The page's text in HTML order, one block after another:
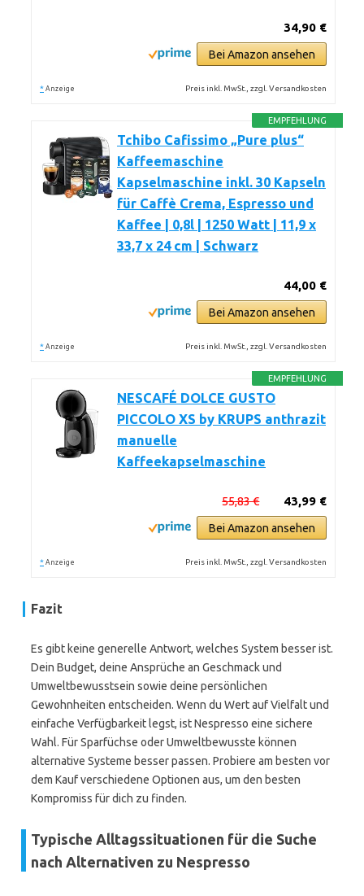
34,90 €
Bei Amazon ansehen
* Anzeige Preis inkl. MwSt., zzgl. Versandkosten
EMPFEHLUNG
Tchibo Cafissimo „Pure plus“
Kaffeemaschine
Kapselmaschine inkl. 30 Kapseln
für Caffè Crema, Espresso und
Kaffee | 0,8l | 1250 Watt | 11,9 x
33,7 x 24 cm | Schwarz
44,00 €
Bei Amazon ansehen
* Anzeige Preis inkl. MwSt., zzgl. Versandkosten
EMPFEHLUNG
NESCAFÉ DOLCE GUSTO
PICCOLO XS by KRUPS anthrazit
manuelle
Kaffeekapselmaschine
43,99 €
55,83 €
Bei Amazon ansehen
* Anzeige Preis inkl. MwSt., zzgl. Versandkosten
Fazit
Es gibt keine generelle Antwort, welches System besser ist.
Dein Budget, deine Ansprüche an Geschmack und
Umweltbewusstsein sowie deine persönlichen
Gewohnheiten entscheiden. Wenn du Wert auf Vielfalt und
einfache Verfügbarkeit legst, ist Nespresso eine sichere
Wahl. Für Sparfüchse oder Umweltbewusste können
alternative Systeme besser passen. Probiere am besten vor
dem Kauf verschiedene Optionen aus, um den besten
Kompromiss für dich zu finden.
Typische Alltagssituationen für die Suche
nach Alternativen zu Nespresso